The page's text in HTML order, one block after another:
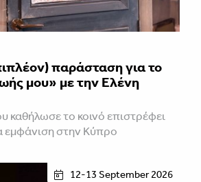
παράσταση για το
μου» με την Ελένη
το κοινό επιστρέφει
εμφάνιση στην Κύπρο
12-13 September 2026